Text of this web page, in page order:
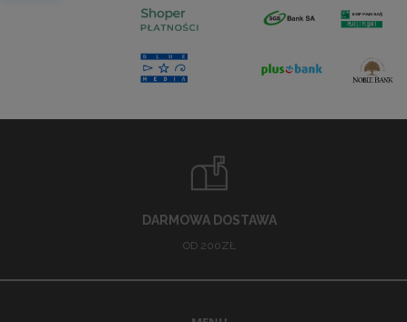
DARMOWA DOSTAWA
OD 200ZŁ